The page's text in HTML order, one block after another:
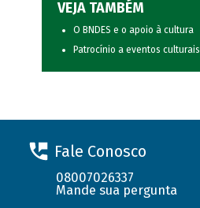
VEJA TAMBÉM
O BNDES e o apoio à cultura
Patrocínio a eventos culturais
Fale Conosco
08007026337
Mande sua pergunta